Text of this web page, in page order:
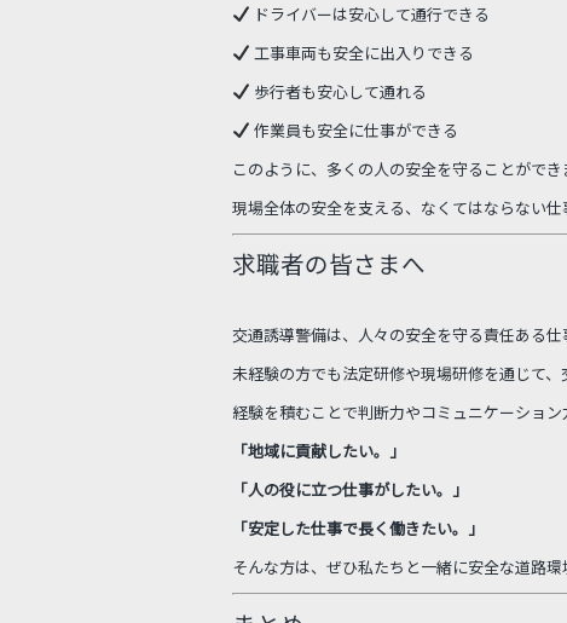
ドライバーは安心して通行できる
工事車両も安全に出入りできる
歩行者も安心して通れる
作業員も安全に仕事ができる
このように、多くの人の安全を守ることができ
現場全体の安全を支える、なくてはならない仕
求職者の皆さまへ
交通誘導警備は、人々の安全を守る責任ある仕
未経験の方でも法定研修や現場研修を通じて
経験を積むことで判断力やコミュニケーショ
「地域に貢献したい。」
「人の役に立つ仕事がしたい。」
「安定した仕事で長く働きたい。」
そんな方は、ぜひ私たちと一緒に安全な道路